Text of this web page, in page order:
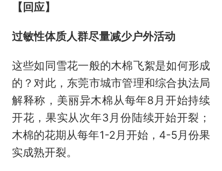
【回应】
过敏性体质人群尽量减少户外活动
这些如同雪花一般的木棉飞絮是如何形成
的？对此，东莞市城市管理和综合执法局
解释称，美丽异木棉从每年8月开始持续
开花，果实从次年3月份陆续开始开裂；
木棉的花期从每年1-2月开始，4-5月份果
实成熟开裂。